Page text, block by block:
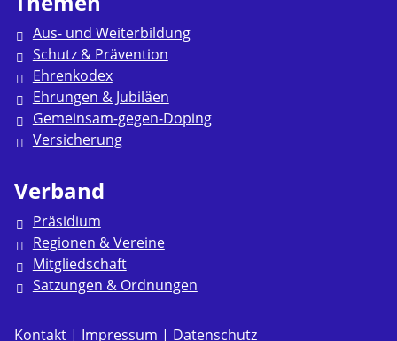
Aus- und Weiterbildung
Schutz & Prävention
Ehrenkodex
Ehrungen & Jubiläen
Gemeinsam-gegen-Doping
Versicherung
Verband
Präsidium
Regionen & Vereine
Mitgliedschaft
Satzungen & Ordnungen
Kontakt | Impressum | Datenschutz